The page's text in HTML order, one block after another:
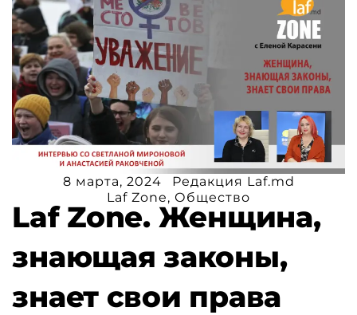
8 марта, 2024
Редакция Laf.md
Laf Zone, Общество
Laf Zone. Женщина,
знающая законы,
знает свои права